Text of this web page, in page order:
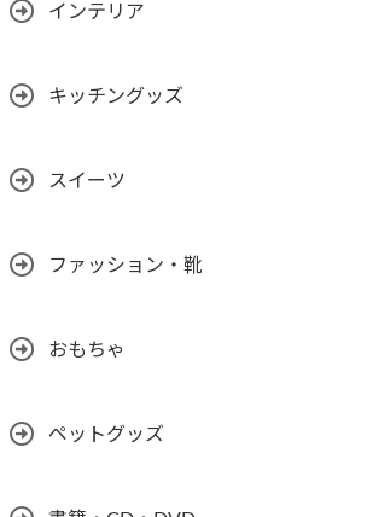
インテリア
キッチングッズ
スイーツ
ファッション・靴
おもちゃ
ペットグッズ